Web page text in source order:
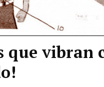
que vibran